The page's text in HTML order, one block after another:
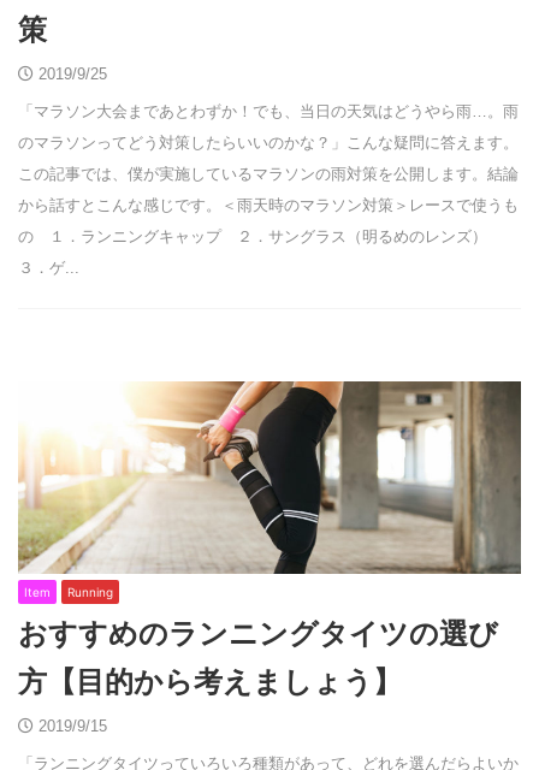
策
2019/9/25
「マラソン大会まであとわずか！でも、当日の天気はどうやら雨…。雨
のマラソンってどう対策したらいいのかな？」こんな疑問に答えます。
この記事では、僕が実施しているマラソンの雨対策を公開します。結論
から話すとこんな感じです。＜雨天時のマラソン対策＞レースで使うも
の １．ランニングキャップ ２．サングラス（明るめのレンズ）
３．ゲ...
Item Running
おすすめのランニングタイツの選び
方【目的から考えましょう】
2019/9/15
「ランニングタイツっていろいろ種類があって、どれを選んだらよいか